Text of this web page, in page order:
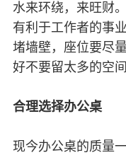
水来环绕，来旺财
有利于工作者的事
堵墙壁，座位要尽
好不要留太多的空间
合理选择办公桌
现今办公桌的质量